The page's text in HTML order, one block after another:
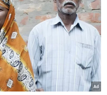
ujarnya lagi.
barang kes
dalam
bagi memastikan
sentiasa teratur